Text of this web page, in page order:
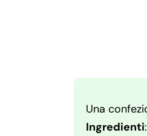
Una
Ingredienti